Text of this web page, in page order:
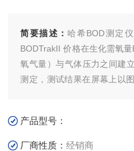
简要描述： 哈希BOD测定仪
BODTrakII 价格在生化需氧
氧气量）与气体压力之间建
测定，测试结果在屏幕上以
产品型号：
厂商性质：经销商